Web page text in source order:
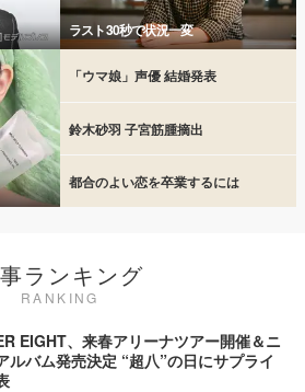
ラスト30秒で状況一変
「ウマ娘」声優 結婚発表
鈴木砂羽 子宮筋腫摘出
都合のよい恋を卒業するには
ランキング
RANKING
EIGHT、来春アリーナツアー開催＆ニ
ルバム発売決定 “超八”の日にサプライ